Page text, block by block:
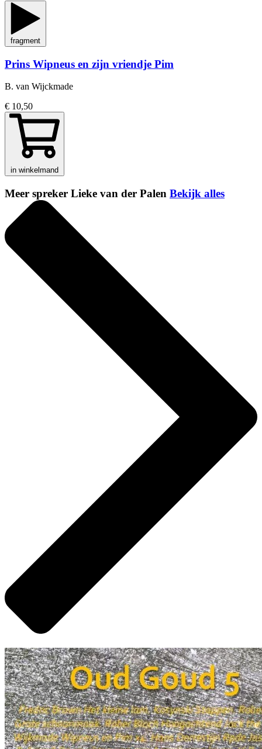
fragment
Prins Wipneus en zijn vriendje Pim
B. van Wijckmade
€ 10,50
in winkelmand
Meer spreker Lieke van der Palen Bekijk alles